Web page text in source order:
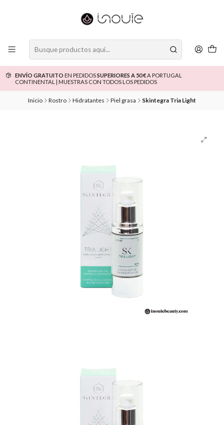
ENVÍO GRATUITO EN PEDIDOSSUPERIORES A 50 €A PORTUGAL
CONTINENTAL | MUESTRAS CON TODOS LOS PEDIDOS
Inicio Rostro Hidratantes Piel grasa Skintegra Tria Light